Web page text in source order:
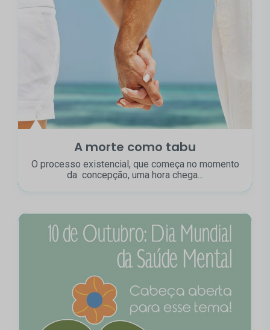
A morte como tabu
O processo existencial, que começa no momento
da concepção, uma hora chega...